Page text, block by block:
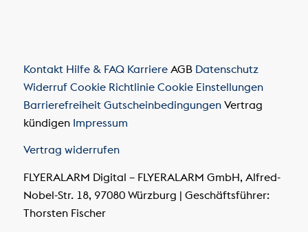
Kontakt Hilfe & FAQ Karriere AGB Datenschutz
Widerruf Cookie Richtlinie Cookie Einstellungen
Barrierefreiheit Gutscheinbedingungen Vertrag
kündigen Impressum
Vertrag widerrufen
FLYERALARM Digital – FLYERALARM GmbH, Alfred-
Nobel-Str. 18, 97080 Würzburg | Geschäftsführer:
Thorsten Fischer